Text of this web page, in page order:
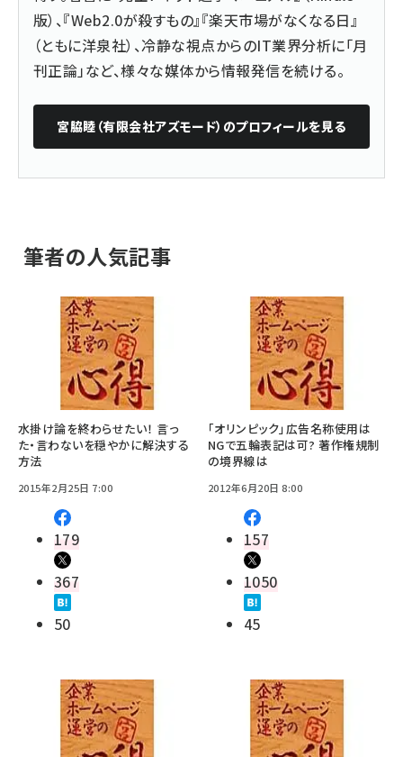
版）、『Web2.0が殺すもの』『楽天市場がなくなる日』
（ともに洋泉社）、冷静な視点からのIT業界分析に「月
刊正論」など、様々な媒体から情報発信を続ける。
宮脇睦（有限会社アズモード） のプロフィールを見る
筆者の人気記事
水掛け論を終わらせたい！ 言っ
た・言わないを穏やかに解決する
方法
2015年2月25日 7:00
179
367
50
「オリンピック」広告名称使用は
NGで五輪表記は可? 著作権規制
の境界線は
2012年6月20日 8:00
157
1050
45